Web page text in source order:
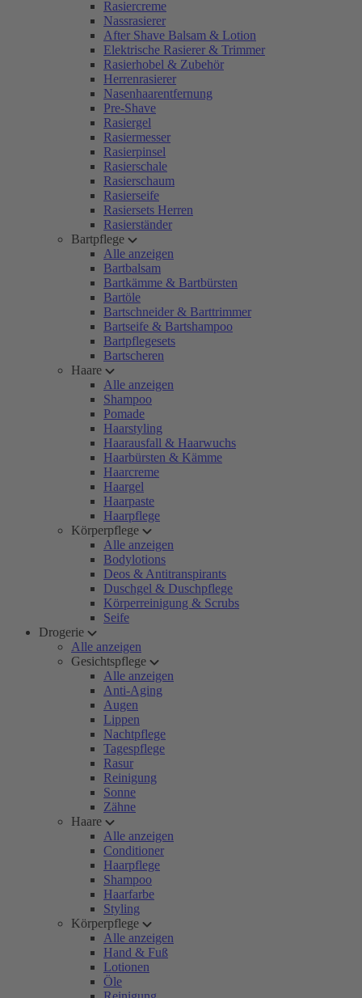
Rasiercreme
Nassrasierer
After Shave Balsam & Lotion
Elektrische Rasierer & Trimmer
Rasierhobel & Zubehör
Herrenrasierer
Nasenhaarentfernung
Pre-Shave
Rasiergel
Rasiermesser
Rasierpinsel
Rasierschale
Rasierschaum
Rasierseife
Rasiersets Herren
Rasierständer
Bartpflege
Alle anzeigen
Bartbalsam
Bartkämme & Bartbürsten
Bartöle
Bartschneider & Barttrimmer
Bartseife & Bartshampoo
Bartpflegesets
Bartscheren
Haare
Alle anzeigen
Shampoo
Pomade
Haarstyling
Haarausfall & Haarwuchs
Haarbürsten & Kämme
Haarcreme
Haargel
Haarpaste
Haarpflege
Körperpflege
Alle anzeigen
Bodylotions
Deos & Antitranspirants
Duschgel & Duschpflege
Körperreinigung & Scrubs
Seife
Drogerie
Alle anzeigen
Gesichtspflege
Alle anzeigen
Anti-Aging
Augen
Lippen
Nachtpflege
Tagespflege
Rasur
Reinigung
Sonne
Zähne
Haare
Alle anzeigen
Conditioner
Haarpflege
Shampoo
Haarfarbe
Styling
Körperpflege
Alle anzeigen
Hand & Fuß
Lotionen
Öle